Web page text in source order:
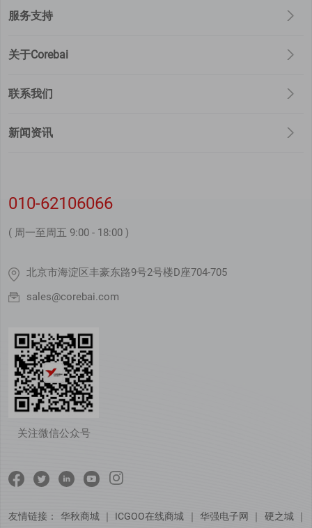
服务支持
关于Corebai
联系我们
新闻资讯
010-62106066
( 周一至周五 9:00 - 18:00 )
北京市海淀区丰豪东路9号2号楼D座704-705
sales@corebai.com
关注微信公众号
友情链接： 华秋商城 ｜ ICGOO在线商城 华强电子网 硬之城